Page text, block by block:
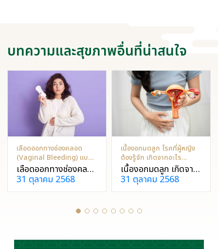
บทความและสุขภาพอื่นที่น่าสนใจ
เลือดออกทางช่องคลอด
(Vaginal Bleeding) แบบ
ไหนผิดปกติ?
เลือดออกทางช่องคลอด
เป็นอาการที่ผู้หญิง
หลายคนอาจเคยเจอ
และจะไม่อันตรายเสมอ
ไป แต่หากมีเลือดออก
แพทย์เพื่อหาสาเหตุและ
31 ตุลาคม 2568
เนื้องอกมดลูก โรคที่ผู้หญิง
ต้องรู้จัก เกิดจากอะไร
ป้องกันได้ไหม?
เนื้องอกมดลูก เกิดจาก
เซลล์กล้ามเนื้อมดลูก
เจริญเติบโตผิดปกติ
ทำให้ประจำเดือนมามาก
ผิดปกติ ปวดท้องน้อย
เจอก้อนที่ท้อง ควร
31 ตุลาคม 2568